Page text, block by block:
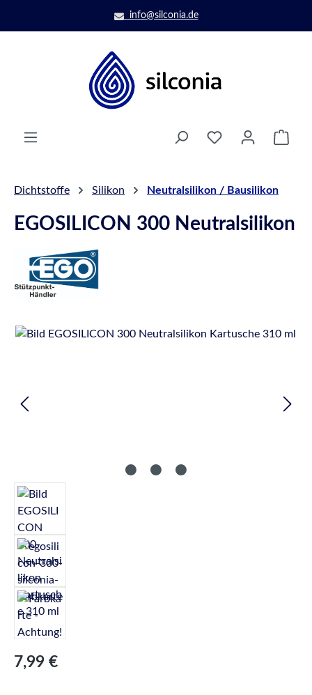
Zum Hauptinhalt springeninfo@silconia.de
Dichtstoffe Silikon Neutralsilikon / Bausilikon
EGOSILICON 300 Neutralsilikon
Bildergalerie überspringen
Regulärer Preis:
7,99 €